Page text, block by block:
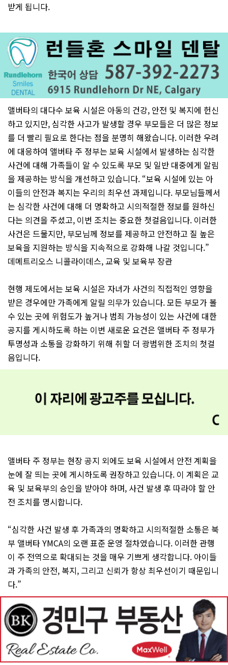
받게 됩니다.
앨버타의 대다수 보육 시설은 아동의 건강, 안전 및 복지에 헌신
하고 있지만, 심각한 사고가 발생할 경우 부모들은 더 많은 정보
를 더 빨리 필요로 한다는 점을 분명히 해왔습니다. 이러한 우려
에 대응하여 앨버타 주 정부는 보육 시설에서 발생하는 심각한
사건에 대해 가족들이 알 수 있도록 부모 및 일반 대중에게 알림
을 제공하는 방식을 개선하고 있습니다. “보육 시설에 있는 아
이들의 안전과 복지는 우리의 최우선 과제입니다. 부모님들께서
는 심각한 사건에 대해 더 명확하고 시의적절한 정보를 원하신
다는 의견을 주셨고, 이번 조치는 중요한 첫걸음입니다. 이러한
사건은 드물지만, 부모님께 정보를 제공하고 안전하고 질 높은
보육을 지원하는 방식을 지속적으로 강화해 나갈 것입니다.”
데메트리오스 니콜라이데스, 교육 및 보육부 장관
현행 제도에서는 보육 시설은 자녀가 사건의 직접적인 영향을
받은 경우에만 가족에게 알릴 의무가 있습니다. 모든 부모가 볼
수 있는 곳에 위험도가 높거나 범죄 가능성이 있는 사건에 대한
공지를 게시하도록 하는 이번 새로운 요건은 앨버타 주 정부가
투명성과 소통을 강화하기 위해 취할 더 광범위한 조치의 첫걸
음입니다.
앨버타 주 정부는 현장 공지 외에도 보육 시설에서 안전 계획을
눈에 잘 띄는 곳에 게시하도록 권장하고 있습니다. 이 계획은 교
육 및 보육부의 승인을 받아야 하며, 사건 발생 후 따라야 할 안
전 조치를 명시합니다.
“심각한 사건 발생 후 가족과의 명확하고 시의적절한 소통은 북
부 앨버타 YMCA의 오랜 표준 운영 절차였습니다. 이러한 관행
이 주 전역으로 확대되는 것을 매우 기쁘게 생각합니다. 아이들
과 가족의 안전, 복지, 그리고 신뢰가 항상 최우선이기 때문입니
다.”